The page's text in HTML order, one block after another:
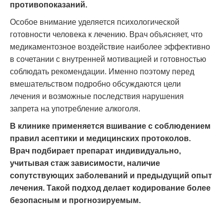
противопоказаний.
Особое внимание уделяется психологической
готовности человека к лечению. Врач объясняет, что
медикаментозное воздействие наиболее эффективно
в сочетании с внутренней мотивацией и готовностью
соблюдать рекомендации. Именно поэтому перед
вмешательством подробно обсуждаются цели
лечения и возможные последствия нарушения
запрета на употребление алкоголя.
В клинике применяется вшивание с соблюдением
правил асептики и медицинских протоколов.
Врач подбирает препарат индивидуально,
учитывая стаж зависимости, наличие
сопутствующих заболеваний и предыдущий опыт
лечения. Такой подход делает кодирование более
безопасным и прогнозируемым.